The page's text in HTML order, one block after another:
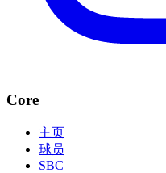
Core
主页
球员
SBC